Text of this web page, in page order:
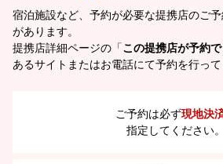
宿泊施設など、予約が必要な提携店のご
があります。
提携店詳細ページの「この提携店が予約
あるサイトまたはお電話にて予約を行って
ご予約は必ず現地決
指定してください。